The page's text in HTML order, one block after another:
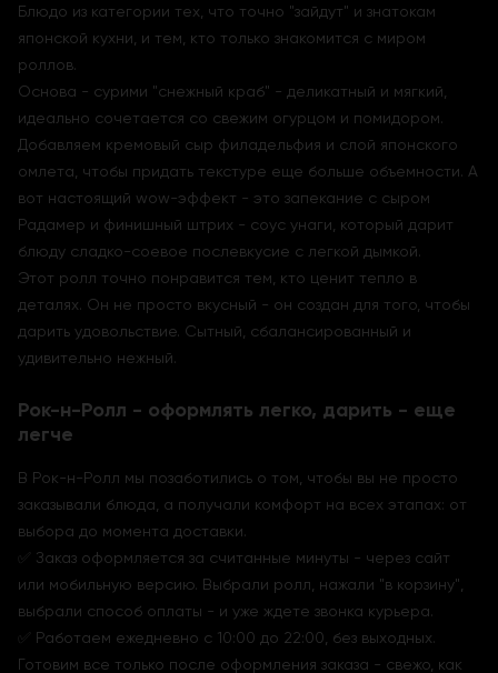
Блюдо из категории тех, что точно "зайдут" и знатокам
японской кухни, и тем, кто только знакомится с миром
роллов.
Основа - сурими "снежный краб" - деликатный и мягкий,
идеально сочетается со свежим огурцом и помидором.
Добавляем кремовый сыр филадельфия и слой японского
омлета, чтобы придать текстуре еще больше объемности. А
вот настоящий wow-эффект - это запекание с сыром
Радамер и финишный штрих - соус унаги, который дарит
блюду сладко-соевое послевкусие с легкой дымкой.
Этот ролл точно понравится тем, кто ценит тепло в
деталях. Он не просто вкусный - он создан для того, чтобы
дарить удовольствие. Сытный, сбалансированный и
удивительно нежный.
Рок-н-Ролл - оформлять легко, дарить - еще
легче
В Рок-н-Ролл мы позаботились о том, чтобы вы не просто
заказывали блюда, а получали комфорт на всех этапах: от
выбора до момента доставки.
✅ Заказ оформляется за считанные минуты - через сайт
или мобильную версию. Выбрали ролл, нажали "в корзину",
выбрали способ оплаты - и уже ждете звонка курьера.
✅ Работаем ежедневно с 10:00 до 22:00, без выходных.
Готовим все только после оформления заказа - свежо, как